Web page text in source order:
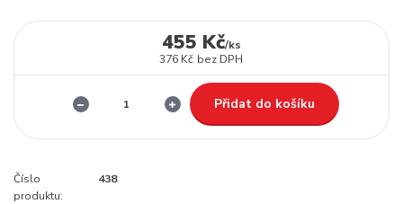
455 Kč/ks
376 Kč bez DPH
Přidat do košíku
Číslo
produktu:
438